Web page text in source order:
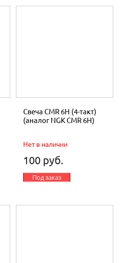
Свеча CMR 6H (4-такт)
(аналог NGK CMR 6H)
Нет в наличии
100 руб.
Под заказ